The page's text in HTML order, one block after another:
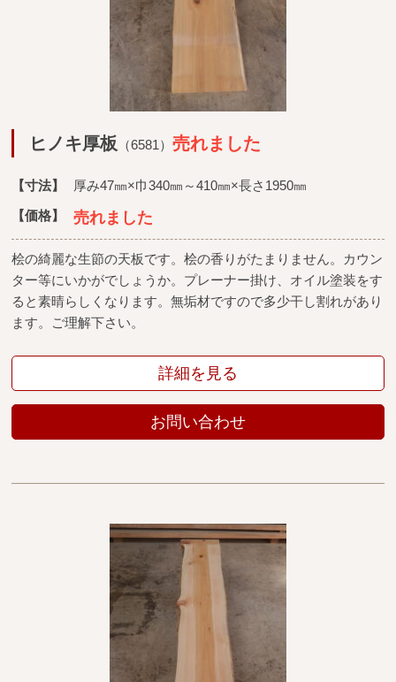
ヒノキ厚板 （6581）売れました
【寸法】
厚み47㎜×巾340㎜～410㎜×長さ1950㎜
【価格】
売れました
桧の綺麗な生節の天板です。桧の香りがたまりません。カウン
ター等にいかがでしょうか。プレーナー掛け、オイル塗装をす
ると素晴らしくなります。無垢材ですので多少干し割れがあり
ます。ご理解下さい。
詳細を見る
お問い合わせ